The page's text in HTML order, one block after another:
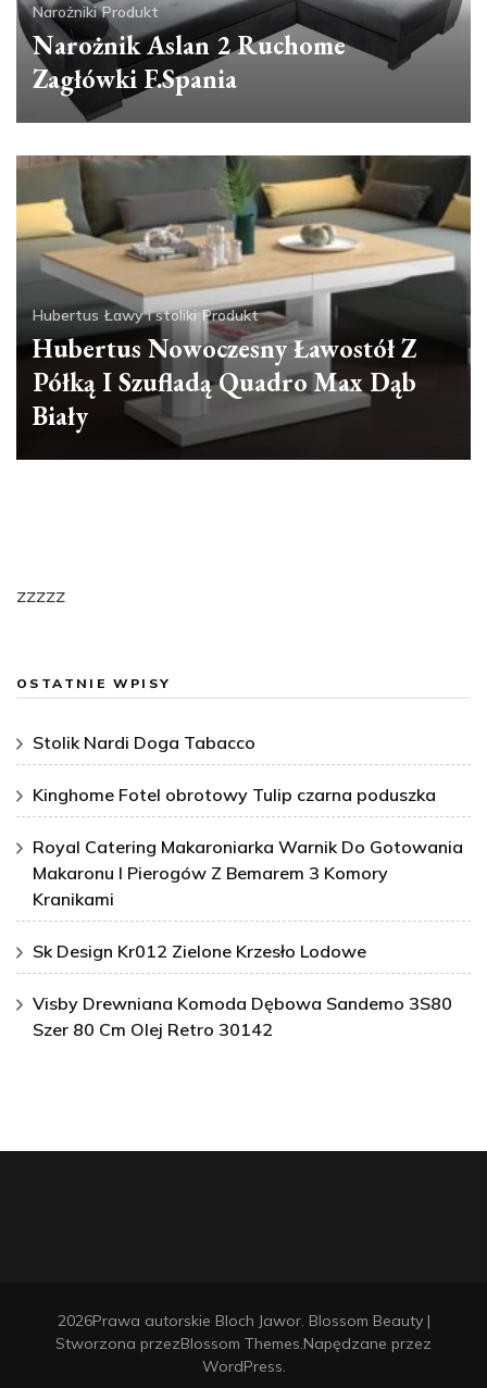
Narożniki Produkt
Narożnik Aslan 2 Ruchome
Zagłówki F.Spania
Hubertus Ławy i stoliki Produkt
Hubertus Nowoczesny Ławostół Z
Półką I Szufladą Quadro Max Dąb
Biały
zzzzz
OSTATNIE WPISY
Stolik Nardi Doga Tabacco
Kinghome Fotel obrotowy Tulip czarna poduszka
Royal Catering Makaroniarka Warnik Do Gotowania
Makaronu I Pierogów Z Bemarem 3 Komory
Kranikami
Sk Design Kr012 Zielone Krzesło Lodowe
Visby Drewniana Komoda Dębowa Sandemo 3S80
Szer 80 Cm Olej Retro 30142
2026Prawa autorskie Bloch Jawor. Blossom Beauty |
Stworzona przezBlossom Themes.Napędzane przez
WordPress.